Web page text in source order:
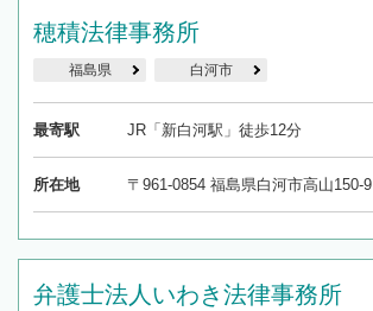
穂積法律事務所
福島県 白河市
最寄駅 JR「新白河駅」徒歩12分
所在地 〒961-0854 福島県白河市高山150-9
弁護士法人いわき法律事務所